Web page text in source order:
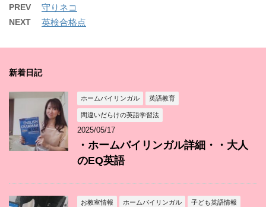
PREV 守りネコ
NEXT 英検合格点
新着日記
ホームバイリンガル 英語教育
間違いだらけの英語学習法
2025/05/17
・ホームバイリンガル詳細・・大人
のEQ英語
お教室情報 ホームバイリンガル 子ども英語情報